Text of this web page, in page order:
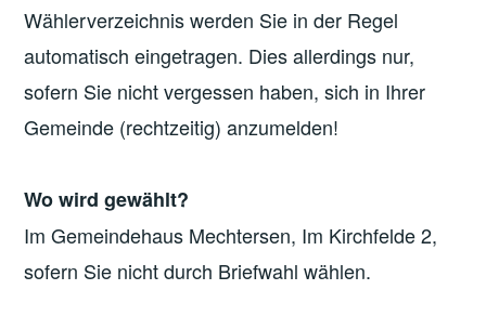
Wählerverzeichnis werden Sie in der Regel
automatisch eingetragen. Dies allerdings nur,
sofern Sie nicht vergessen haben, sich in Ihrer
Gemeinde (rechtzeitig) anzumelden!
Wo wird gewählt?
Im Gemeindehaus Mechtersen, Im Kirchfelde 2,
sofern Sie nicht durch Briefwahl wählen.